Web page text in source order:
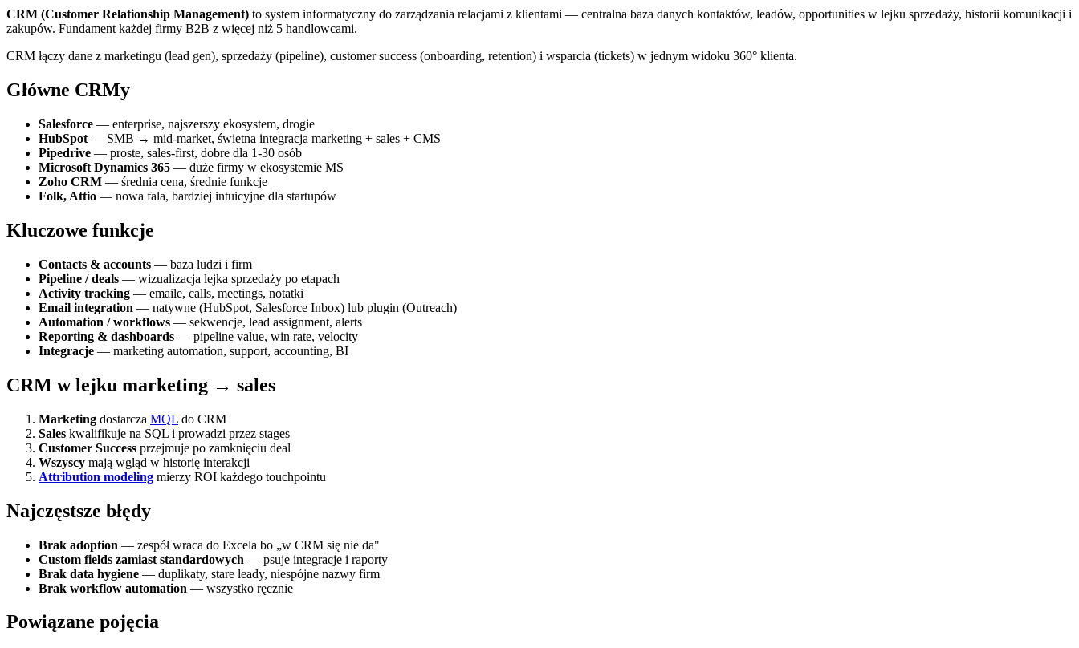
CRM (Customer Relationship Management) to system informatyczny do zarządzania relacjami z klientami — centralna baza danych kontaktów, leadów, opportunities w lejku sprzedaży, historii komunikacji i
zakupów. Fundament każdej firmy B2B z więcej niż 5 handlowcami.
CRM łączy dane z marketingu (lead gen), sprzedaży (pipeline), customer success (onboarding, retention) i wsparcia (tickets) w jednym widoku 360° klienta.
Główne CRMy
Salesforce — enterprise, najszerszy ekosystem, drogie
HubSpot — SMB → mid-market, świetna integracja marketing + sales + CMS
Pipedrive — proste, sales-first, dobre dla 1-30 osób
Microsoft Dynamics 365 — duże firmy w ekosystemie MS
Zoho CRM — średnia cena, średnie funkcje
Folk, Attio — nowa fala, bardziej intuicyjne dla startupów
Kluczowe funkcje
Contacts & accounts — baza ludzi i firm
Pipeline / deals — wizualizacja lejka sprzedaży po etapach
Activity tracking — emaile, calls, meetings, notatki
Email integration — natywne (HubSpot, Salesforce Inbox) lub plugin (Outreach)
Automation / workflows — sekwencje, lead assignment, alerts
Reporting & dashboards — pipeline value, win rate, velocity
Integracje — marketing automation, support, accounting, BI
CRM w lejku marketing → sales
Marketing dostarcza MQL do CRM
Sales kwalifikuje na SQL i prowadzi przez stages
Customer Success przejmuje po zamknięciu deal
Wszyscy mają wgląd w historię interakcji
Attribution modeling mierzy ROI każdego touchpointu
Najczęstsze błędy
Brak adoption — zespół wraca do Excela bo „w CRM się nie da"
Custom fields zamiast standardowych — psuje integracje i raporty
Brak data hygiene — duplikaty, stare leady, niespójne nazwy firm
Brak workflow automation — wszystko ręcznie
Powiązane pojęcia